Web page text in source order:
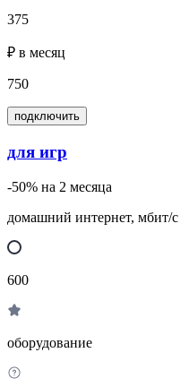
375
₽ в месяц
750
подключить
для игр
-50% на 2 месяца
домашний интернет, мбит/с
600
оборудование